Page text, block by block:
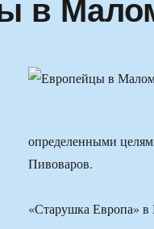
определенными
Пивоваров.
«Старушка Европа» в